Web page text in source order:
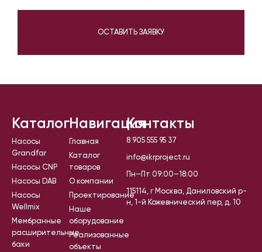
ОСТАВИТЬ ЗАЯВКУ
Каталог
Насосы
Grandfar
Насосы CNP
Насосы DAB
Насосы
Wellmix
Мембранные
расширительные
баки
Навигация
Главная
Каталог
товаров
О компании
Проектирование
Наше
оборудование
Реализованные
объекты
Контакты
8 905 555 95 37
info@ikrproject.ru
Пн–Пт 09:00–18:00
115114, г Москва, Даниловский р-
н, 1-й Кожевнический пер, д. 10